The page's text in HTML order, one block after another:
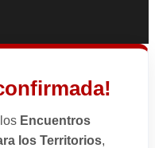
Encuentros
los Territorios,